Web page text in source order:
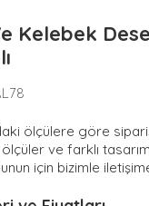
Kelebek
ölçülere göre
ve farklı
için bizimle